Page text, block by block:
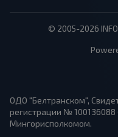
© 2005-2026
ОДО "Белтранском",
регистрации № 100136088
Мингорисполкомом.